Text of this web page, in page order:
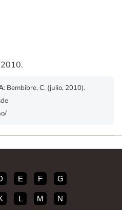
: Bembibre, C. (julio, 2010).
E F G
L M N